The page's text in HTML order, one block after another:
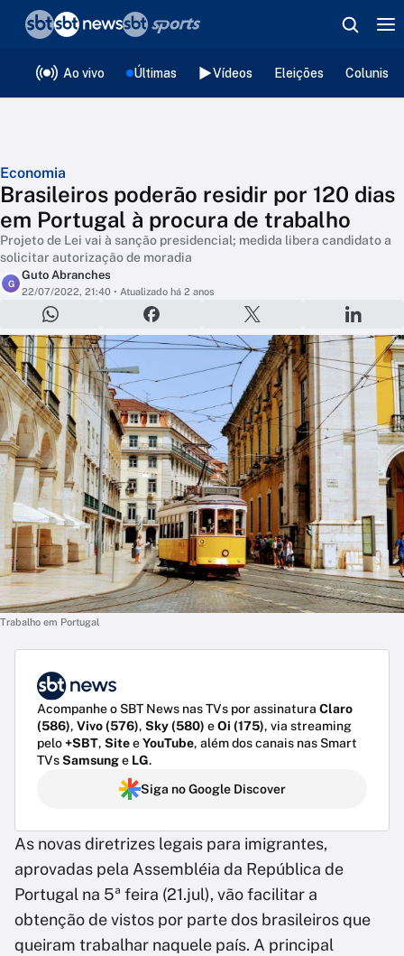
Ao vivo Últimas Vídeos Eleições
Economia
Brasileiros poderão residir por 120 dias
em Portugal à procura de trabalho
Projeto de Lei vai à sanção presidencial; medida libera candidato a
solicitar autorização de moradia
G
Guto Abranches
22/07/2022, 21:40 • Atualizado há 2 anos
Trabalho em Portugal
Acompanhe o SBT News nas TVs por assinatura Claro
(586), Vivo (576), Sky (580) eOi (175), via streaming
pelo+SBT, SiteeYouTube, além dos canais nas Smart
TVsSamsunge LG.
Siga no Google Discover
As novas diretrizes legais para imigrantes,
aprovadas pela Assembléia da República de
Portugal na 5ª feira (21.jul), vão facilitar a
obtenção de vistos por parte dos brasileiros que
queiram trabalhar naquele país. A principal
❮voltar
Editorias